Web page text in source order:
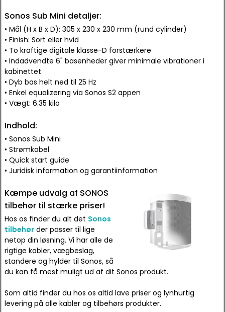
Sonos Sub Mini detaljer:
• Mål (H x B x D): 305 x 230 x 230 mm (rund cylinder)
• Finish: Sort eller hvid
• To kraftige digitale klasse-D forstærkere
• Indadvendte 6" basenheder giver minimale vibrationer i
kabinettet
• Dyb bas helt ned til 25 Hz
• Enkel equalizering via Sonos S2 appen
• Vægt: 6.35 kilo
Indhold:
• Sonos Sub Mini
• Strømkabel
• Quick start guide
• Juridisk information og garantiinformation
Kæmpe udvalg af SONOS
tilbehør til stærke priser!
Hos os finder du alt det Sonos
tilbehør der passer til lige
netop din løsning. Vi har alle de
rigtige kabler, vægbeslag,
standere og hylder til Sonos, så
du kan få mest muligt ud af dit Sonos produkt.
Som altid finder du hos os altid lave priser og lynhurtig
levering på alle kabler og tilbehørs produkter.